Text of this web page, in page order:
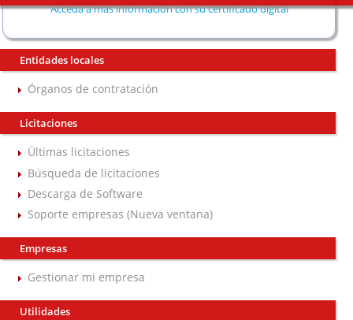
Acceda a más información con su certificado digital
Entidades locales
Órganos de contratación
Licitaciones
Últimas licitaciones
Búsqueda de licitaciones
Descarga de Software
Soporte empresas (Nueva ventana)
Empresas
Gestionar mi empresa
Utilidades